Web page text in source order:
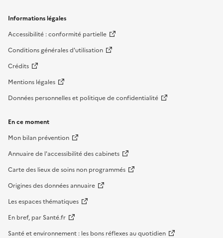
Informations légales
Accessibilité : conformité partielle
Conditions générales d'utilisation
Crédits
Mentions légales
Données personnelles et politique de confidentialité
En ce moment
Mon bilan prévention
Annuaire de l'accessibilité des cabinets
Carte des lieux de soins non programmés
Origines des données annuaire
Les espaces thématiques
En bref, par Santé.fr
Santé et environnement : les bons réflexes au quotidien